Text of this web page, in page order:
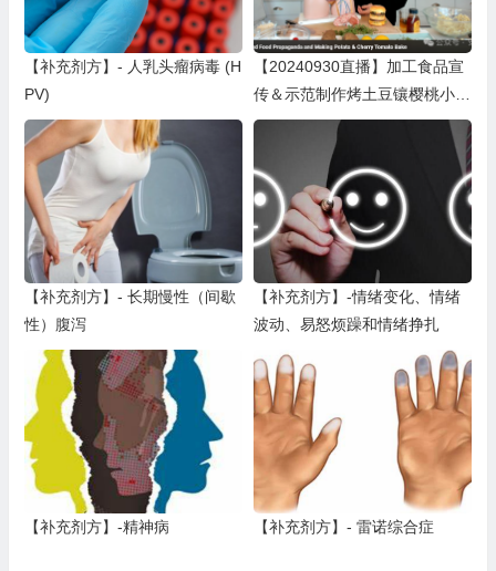
【补充剂方】- 人乳头瘤病毒 (H
PV)
【20240930直播】加工食品宣
传＆示范制作烤土豆镶樱桃小番
茄
【补充剂方】- 长期慢性（间歇
性）腹泻
【补充剂方】-情绪变化、情绪
波动、易怒烦躁和情绪挣扎
【补充剂方】-精神病 【补充剂方】- 雷诺综合症